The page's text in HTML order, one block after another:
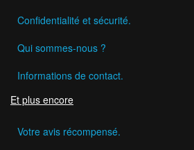
Confidentialité et sécurité.
Qui sommes-nous ?
Informations de contact.
Et plus encore
Votre avis récompensé.